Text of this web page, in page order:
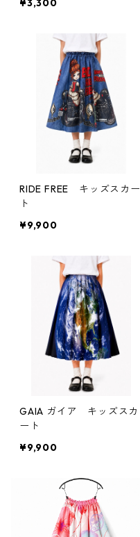
¥3,300
RIDE FREE キッズスカー
ト
¥9,900
GAIA ガイア キッズスカ
ート
¥9,900